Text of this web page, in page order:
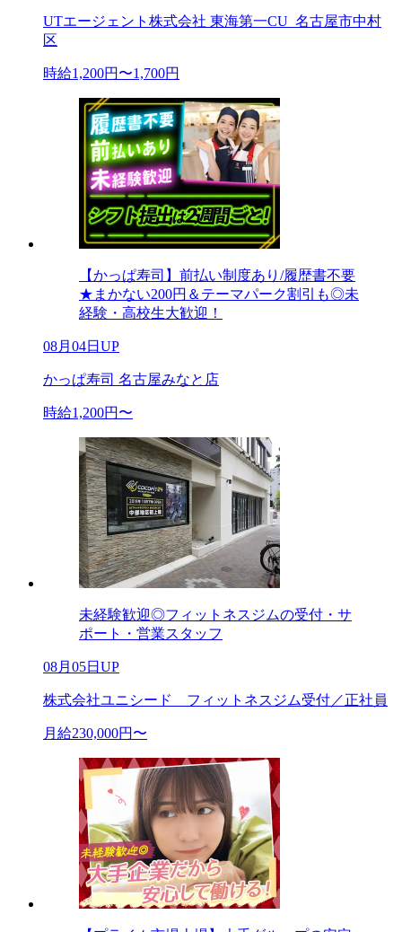
UTエージェント株式会社 東海第一CU_名古屋市中村
区
時給1,200円〜1,700円
【かっぱ寿司】前払い制度あり/履歴書不要
★まかない200円＆テーマパーク割引も◎未
経験・高校生大歓迎！
08月04日UP
かっぱ寿司 名古屋みなと店
時給1,200円〜
未経験歓迎◎フィットネスジムの受付・サ
ポート・営業スタッフ
08月05日UP
株式会社ユニシード フィットネスジム受付／正社員
月給230,000円〜